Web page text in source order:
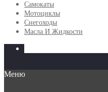
Самокаты
Мотоциклы
Снегоходы
Масла И Жидкости
Меню